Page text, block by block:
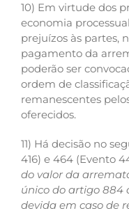
10) Em virtude dos
economia
prejuízos às partes,
pagamento da
poderão ser
ordem de
remanescentes
oferecidos.
11) Há decisão no
416) e 464 (Evento
do valor da
único do artigo 884
devida em caso de